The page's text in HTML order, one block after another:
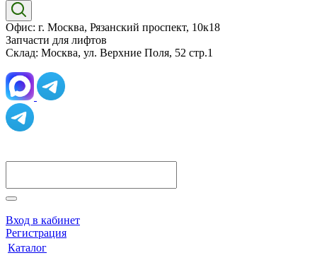
Офис: г. Москва, Рязанский проспект, 10к18
Запчасти для лифтов
Склад: Москва, ул. Верхние Поля, 52 стр.1
Вход в кабинет
Регистрация
Каталог